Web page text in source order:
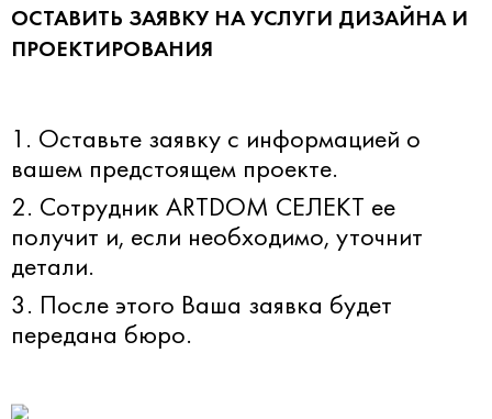
ОСТАВИТЬ ЗАЯВКУ НА УСЛУГИ ДИЗАЙНА И
ПРОЕКТИРОВАНИЯ
1. Оставьте заявку с информацией о
вашем предстоящем проекте.
2. Сотрудник ARTDOM СЕЛЕКТ ее
получит и, если необходимо, уточнит
детали.
3. После этого Ваша заявка будет
передана бюро.